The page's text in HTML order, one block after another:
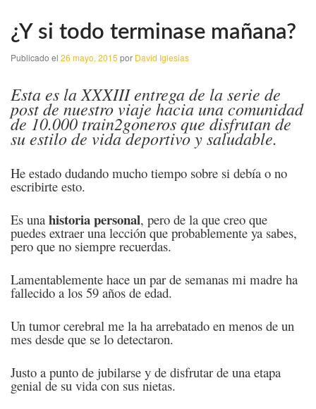
¿Y si todo terminase mañana?
Publicado el 26 mayo, 2015 por David Iglesias
Esta es la XXXIII entrega de la serie de
post de nuestro viaje hacia una comunidad
de 10.000 train2goneros que disfrutan de
su estilo de vida deportivo y saludable.
He estado dudando mucho tiempo sobre si debía o no
escribirte esto.
Es una historia personal, pero de la que creo que
puedes extraer una lección que probablemente ya sabes,
pero que no siempre recuerdas.
Lamentablemente hace un par de semanas mi madre ha
fallecido a los 59 años de edad.
Un tumor cerebral me la ha arrebatado en menos de un
mes desde que se lo detectaron.
Justo a punto de jubilarse y de disfrutar de una etapa
genial de su vida con sus nietas.